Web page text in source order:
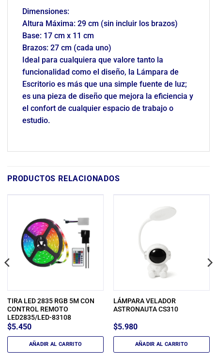
Dimensiones:
Altura Máxima: 29 cm (sin incluir los brazos)
Base: 17 cm x 11 cm
Brazos: 27 cm (cada uno)
Ideal para cualquiera que valore tanto la
funcionalidad como el diseño, la Lámpara de
Escritorio es más que una simple fuente de luz;
es una pieza de diseño que mejora la eficiencia y
el confort de cualquier espacio de trabajo o
estudio.
PRODUCTOS RELACIONADOS
TIRA LED 2835 RGB 5M CON
CONTROL REMOTO
LED2835/LED-83108
$5.450
AÑADIR AL CARRITO
LÁMPARA VELADOR
ASTRONAUTA CS310
$5.980
AÑADIR AL CARRITO